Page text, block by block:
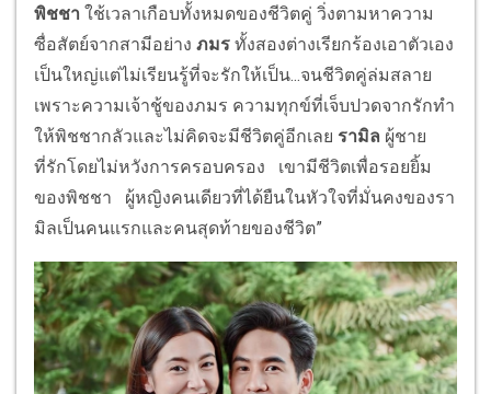
พิชชา ใช้เวลาเกือบทั้งหมดของชีวิตคู่ วิ่งตามหาความ
ซื่อสัตย์จากสามีอย่าง ภมร ทั้งสองต่างเรียกร้องเอาตัวเอง
เป็นใหญ่แต่ไม่เรียนรู้ที่จะรักให้เป็น...จนชีวิตคู่ล่มสลาย
เพราะความเจ้าชู้ของภมร ความทุกข์ที่เจ็บปวดจากรักทำ
ให้พิชชากลัวและไม่คิดจะมีชีวิตคู่อีกเลย รามิล ผู้ชาย
ที่รักโดยไม่หวังการครอบครอง เขามีชีวิตเพื่อรอยยิ้ม
ของพิชชา ผู้หญิงคนเดียวที่ได้ยืนในหัวใจที่มั่นคงของรา
มิลเป็นคนแรกและคนสุดท้ายของชีวิต”